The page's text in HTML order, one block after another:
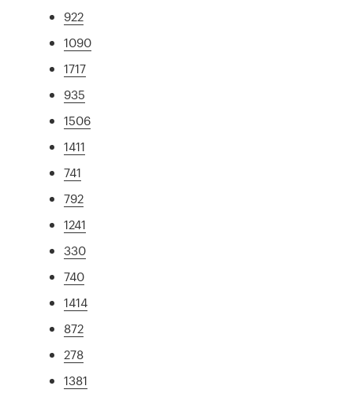
922
1090
1717
935
1506
1411
741
792
1241
330
740
1414
872
278
1381